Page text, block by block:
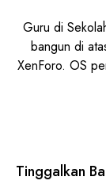
Guru di
bangun di
XenForo. OS
Tinggalkan